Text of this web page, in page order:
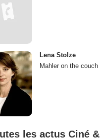
Lena Stolze
Mahler on the couch
les actus Ciné &